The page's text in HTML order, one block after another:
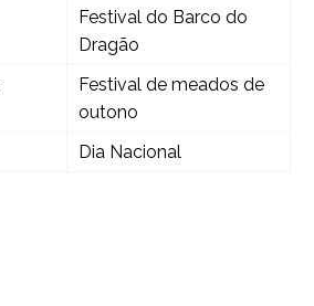
Festival do Barco do
Dragão
Festival de meados de
outono
Dia Nacional